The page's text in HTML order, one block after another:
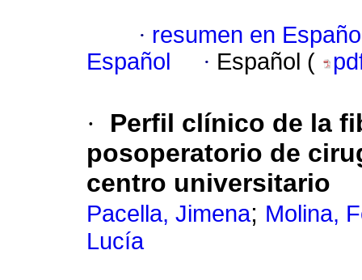
· resumen en
Español
· Español (
·
Perfil clínico de la
posoperatorio de
centro universitario
Pacella, Jimena; Molina,
Lucía